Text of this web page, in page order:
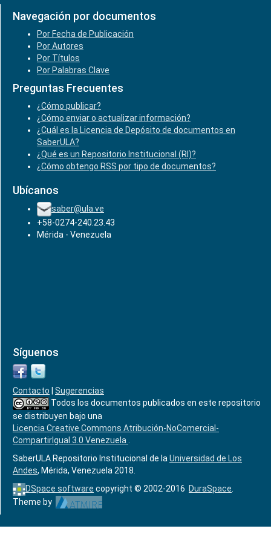
Navegación por documentos
Por Fecha de Publicación
Por Autores
Por Títulos
Por Palabras Clave
Preguntas Frecuentes
¿Cómo publicar?
¿Cómo enviar o actualizar información?
¿Cuál es la Licencia de Depósito de documentos en
SaberULA?
¿Qué es un Repositorio Institucional (RI)?
¿Cómo obtengo RSS por tipo de documentos?
Ubícanos
saber@ula.ve
+58-0274-240.23.43
Mérida - Venezuela
Síguenos
Contacto
Sugerencias
Todos los documentos publicados en este repositorio
se distribuyen bajo una
Licencia Creative Commons Atribución-NoComercial-
CompartirIgual 3.0 Venezuela
SaberULA Repositorio Institucional de la Universidad de Los
Andes, Mérida, Venezuela 2018.
DSpace software copyright © 2002-2016 DuraSpace
Theme by